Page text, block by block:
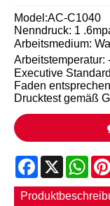
Model:AC-C1040
Nenndruck: 1
Arbeitsmedium:
Executive
Faden
Drucktest gemäß
Facebook
X